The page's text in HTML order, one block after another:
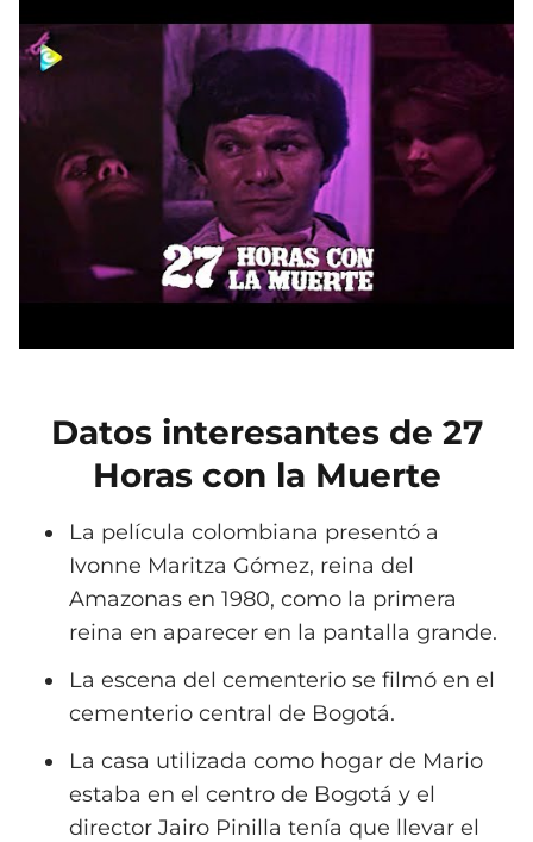
Datos interesantes de 27
Horas con la Muerte
La película colombiana presentó a
Ivonne Maritza Gómez, reina del
Amazonas en 1980, como la primera
reina en aparecer en la pantalla grande.
La escena del cementerio se filmó en el
cementerio central de Bogotá.
La casa utilizada como hogar de Mario
estaba en el centro de Bogotá y el
director Jairo Pinilla tenía que llevar el